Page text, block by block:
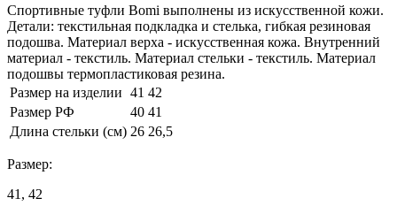
Спортивные туфли Bomi выполнены из искусственной кожи.
Детали: текстильная подкладка и стелька, гибкая резиновая
подошва. Материал верха - искусственная кожа. Внутренний
материал - текстиль. Материал стельки - текстиль. Материал
подошвы термопластиковая резина.
Размер на изделии 41 42
Размер РФ
40 41
Длина стельки (см) 26 26,5
Размер:
41, 42